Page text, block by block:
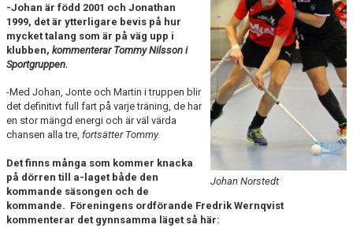
KONTAKT
MATCHER
Johan Norstedt
-Johan är född 2001 och Jonathan
1999, det är ytterligare bevis på hur
mycket talang som är på väg upp i
klubben, kommenterar Tommy Nilsson i
Sportgruppen.
-Med Johan, Jonte och Martin i truppen blir
det definitivt full fart på varje träning, de har
en stor mängd energi och är väl värda
chansen alla tre, fortsätter Tommy.
Det finns många som kommer knacka
på dörren till a-laget både den
kommande säsongen och de
kommande. Föreningens ordförande Fredrik Wernqvist
kommenterar det gynnsamma läget så här: